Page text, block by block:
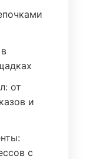
от
и
с